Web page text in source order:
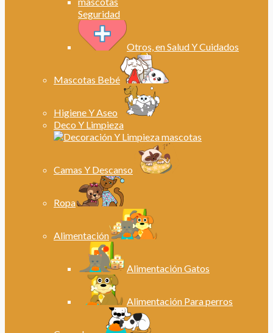
Seguridad
Otros, en Salud Y Cuidados
Mascotas Bebé
Higiene Y Aseo
Deco Y Limpieza
Camas Y Descanso
Ropa
Alimentación
Alimentación Gatos
Alimentación Para perros